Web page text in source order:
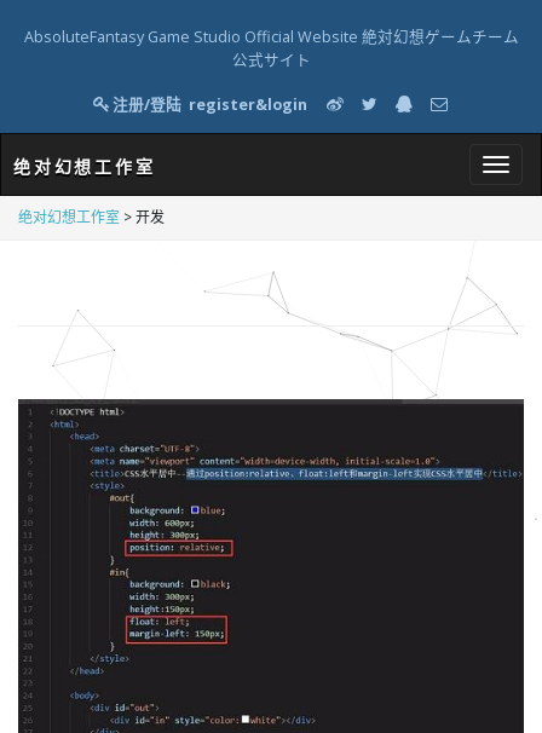
AbsoluteFantasy Game Studio Official Website 絶対幻想ゲームチーム
公式サイト
注册/登陆 register&login
o
g
绝对幻想工作室
绝对幻想工作室 >开发